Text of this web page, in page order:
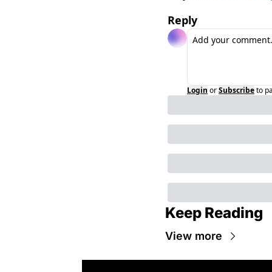
Reply
Login orSubscribeto
Keep Reading
View more